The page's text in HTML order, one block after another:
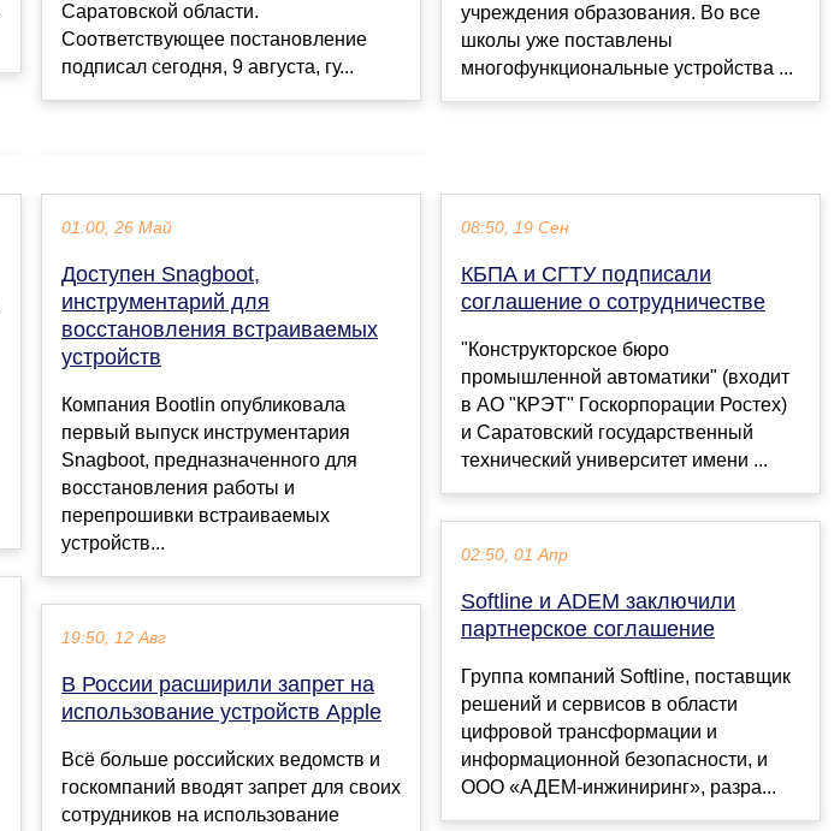
Саратовской области.
Соответствующее постановление
подписал сегодня, 9 августа, гу...
учреждения образования. Во все
школы уже поставлены
многофункциональные устройства ...
01:00, 26 Май
Доступен Snagboot,
инструментарий для
восстановления встраиваемых
устройств
Компания Bootlin опубликовала
первый выпуск инструментария
Snagboot, предназначенного для
восстановления работы и
перепрошивки встраиваемых
устройств...
19:50, 12 Авг
В России расширили запрет на
использование устройств Apple
Всё больше российских ведомств и
госкомпаний вводят запрет для своих
сотрудников на использование
08:50, 19 Сен
КБПА и СГТУ подписали
соглашение о сотрудничестве
"Конструкторское бюро
промышленной автоматики" (входит
в АО "КРЭТ" Госкорпорации Ростех)
и Саратовский государственный
технический университет имени ...
02:50, 01 Апр
Softline и ADEM заключили
партнерское соглашение
Группа компаний Softline, поставщик
решений и сервисов в области
цифровой трансформации и
информационной безопасности, и
ООО «АДЕМ-инжиниринг», разра...